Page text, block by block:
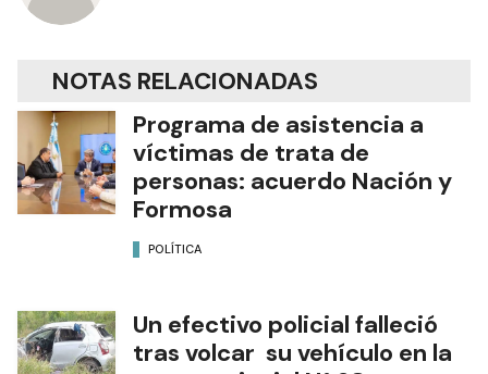
NOTAS RELACIONADAS
Programa de asistencia a
víctimas de trata de
personas: acuerdo Nación y
Formosa
POLÍTICA
Un efectivo policial falleció
tras volcar su vehículo en la